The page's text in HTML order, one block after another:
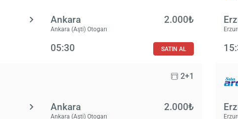
Ankara
Ankara (Aşti) Otogarı
2.000₺
05:30 SATIN AL
2+1
Ankara
Ankara (Aşti) Otogarı
2.000₺